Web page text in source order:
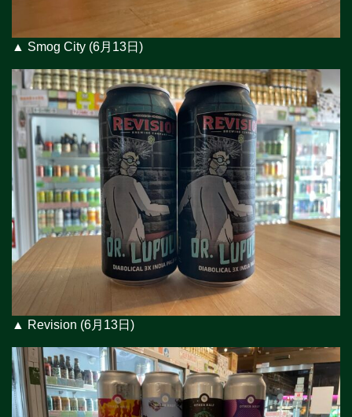
▲ Smog City (6月13日)
▲ Revision (6月13日)